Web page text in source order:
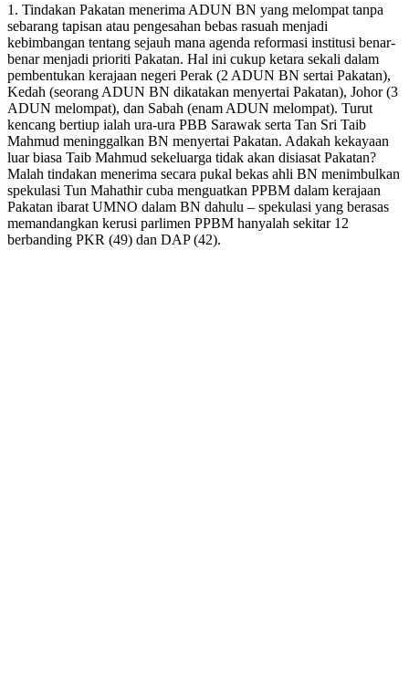
1. Tindakan Pakatan menerima ADUN BN yang melompat tanpa
sebarang tapisan atau pengesahan bebas rasuah menjadi
kebimbangan tentang sejauh mana agenda reformasi institusi benar-
benar menjadi prioriti Pakatan. Hal ini cukup ketara sekali dalam
pembentukan kerajaan negeri Perak (2 ADUN BN sertai Pakatan),
Kedah (seorang ADUN BN dikatakan menyertai Pakatan), Johor (3
ADUN melompat), dan Sabah (enam ADUN melompat). Turut
kencang bertiup ialah ura-ura PBB Sarawak serta Tan Sri Taib
Mahmud meninggalkan BN menyertai Pakatan. Adakah kekayaan
luar biasa Taib Mahmud sekeluarga tidak akan disiasat Pakatan?
Malah tindakan menerima secara pukal bekas ahli BN menimbulkan
spekulasi Tun Mahathir cuba menguatkan PPBM dalam kerajaan
Pakatan ibarat UMNO dalam BN dahulu – spekulasi yang berasas
memandangkan kerusi parlimen PPBM hanyalah sekitar 12
berbanding PKR (49) dan DAP (42).